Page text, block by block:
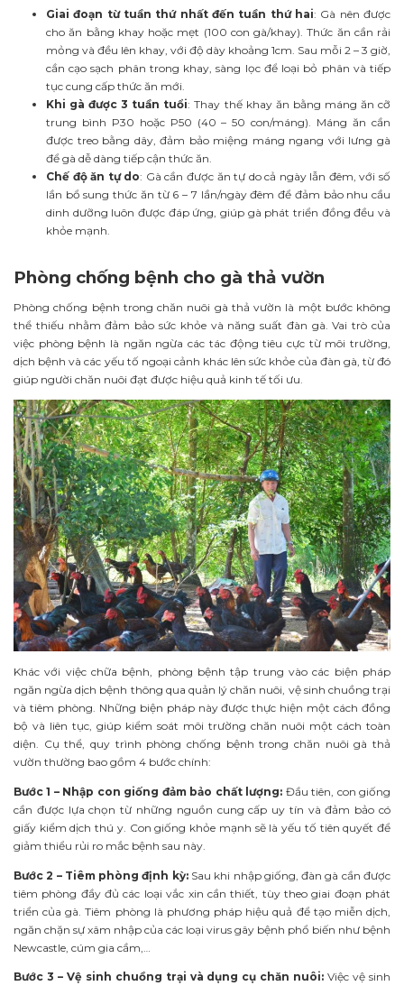
Giai đoạn từ tuần thứ nhất đến tuần thứ hai: Gà nên được
cho ăn bằng khay hoặc mẹt (100 con gà/khay). Thức ăn cần rải
mỏng và đều lên khay, với độ dày khoảng 1cm. Sau mỗi 2 – 3 giờ,
cần cạo sạch phân trong khay, sàng lọc để loại bỏ phân và tiếp
tục cung cấp thức ăn mới.
Khi gà được 3 tuần tuổi: Thay thế khay ăn bằng máng ăn cỡ
trung bình P30 hoặc P50 (40 – 50 con/máng). Máng ăn cần
được treo bằng dây, đảm bảo miệng máng ngang với lưng gà
để gà dễ dàng tiếp cận thức ăn.
Chế độ ăn tự do: Gà cần được ăn tự do cả ngày lẫn đêm, với số
lần bổ sung thức ăn từ 6 – 7 lần/ngày đêm để đảm bảo nhu cầu
dinh dưỡng luôn được đáp ứng, giúp gà phát triển đồng đều và
khỏe mạnh.
Phòng chống bệnh cho gà thả vườn
Phòng chống bệnh trong chăn nuôi gà thả vườn là một bước không
thể thiếu nhằm đảm bảo sức khỏe và năng suất đàn gà. Vai trò của
việc phòng bệnh là ngăn ngừa các tác động tiêu cực từ môi trường,
dịch bệnh và các yếu tố ngoại cảnh khác lên sức khỏe của đàn gà, từ đó
giúp người chăn nuôi đạt được hiệu quả kinh tế tối ưu.
Khác với việc chữa bệnh, phòng bệnh tập trung vào các biện pháp
ngăn ngừa dịch bệnh thông qua quản lý chăn nuôi, vệ sinh chuồng trại
và tiêm phòng. Những biện pháp này được thực hiện một cách đồng
bộ và liên tục, giúp kiểm soát môi trường chăn nuôi một cách toàn
diện. Cụ thể, quy trình phòng chống bệnh trong chăn nuôi gà thả
vườn thường bao gồm 4 bước chính:
Bước 1 – Nhập con giống đảm bảo chất lượng: Đầu tiên, con giống
cần được lựa chọn từ những nguồn cung cấp uy tín và đảm bảo có
giấy kiểm dịch thú y. Con giống khỏe mạnh sẽ là yếu tố tiên quyết để
giảm thiểu rủi ro mắc bệnh sau này.
Bước 2 – Tiêm phòng định kỳ:Sau khi nhập giống, đàn gà cần được
tiêm phòng đầy đủ các loại vắc xin cần thiết, tùy theo giai đoạn phát
triển của gà. Tiêm phòng là phương pháp hiệu quả để tạo miễn dịch,
ngăn chặn sự xâm nhập của các loại virus gây bệnh phổ biến như bệnh
Newcastle, cúm gia cầm,…
Bước 3 – Vệ sinh chuồng trại và dụng cụ chăn nuôi: Việc vệ sinh